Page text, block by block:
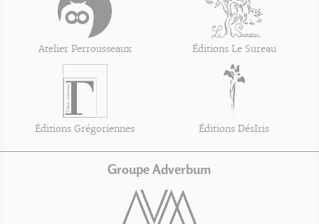
Atelier Perrousseaux Éditions Le Sureau
Éditions Grégoriennes Éditions DésIris
Groupe Adverbum